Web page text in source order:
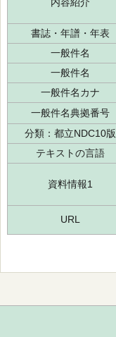
書誌・年譜・年表
一般件名
一般件名
一般件名カナ
一般件名典拠番号
分類：都立NDC10版
テキストの言語
資料情報1
URL